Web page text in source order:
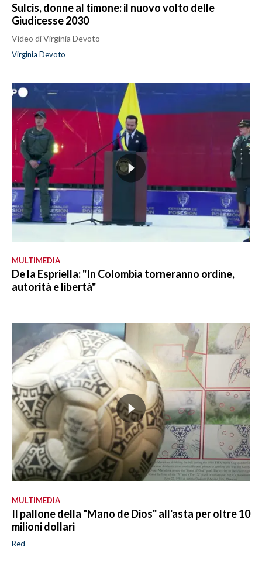
Sulcis, donne al timone: il nuovo volto delle
Giudicesse 2030
Video di Virginia Devoto
Virginia Devoto
MULTIMEDIA
De la Espriella: "In Colombia torneranno ordine,
autorità e libertà"
MULTIMEDIA
Il pallone della "Mano de Dios" all'asta per oltre 10
milioni dollari
Red